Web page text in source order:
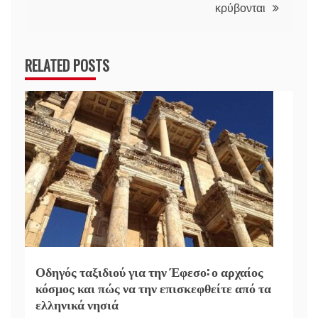
κρύβονται
RELATED POSTS
Οδηγός ταξιδιού για την Έφεσο: ο αρχαίος
κόσμος και πώς να την επισκεφθείτε από τα
ελληνικά νησιά